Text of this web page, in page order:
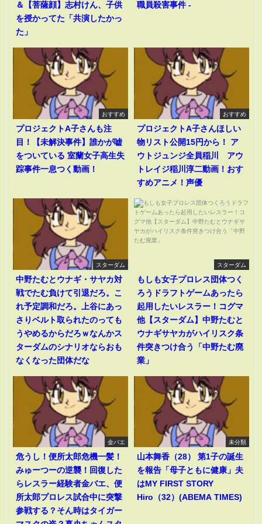
＆【菩薩顔】志村けん、子供
を授かってた「共演したかっ
た」
職員殺害事件 -
おすすめ
プロジェクトA子さんも注
目！【未解決事件】誰かが嘘
をついている 室蘭女子高生失
踪事件一息つく動画！
おすすめ
プロジェクトA子さんほしい
物リスト公開15円から！ ア
ウトジュンジ全員稲川 アウ
トレイジ稲川淳二動画！おす
すめアニメ！声優
スターダム
中野たむとウナギ・サヤカ対
戦でたむ負けて引退だろ。こ
れ予定調和だろ。上谷にあっ
さりベルト取られたのっても
うやめるからだろｗなんかス
ターダムのシナリオならおも
なくなった団体だな
スターダム
もしも女子プロレス団体つく
ろうドラフトゲームあったら
起用したいレスラー！コグマ
他【スターダム】中野たむと
ウナギサヤカがハイリスク条
件突きつけ合う「中野たむ廃
業」
金バエ
危うし！便所太郎危機一髪！
みゅーつーの逆襲！回復した
らレスラー経験者金バエ、便
所太郎プロレス試合中に突撃
参戦する？そん時はタイガー
未分類
山本舞香（28） 第1子の誕生
を報告「母子ともに健康」夫
はMY FIRST STORY
Hiro（32）(ABEMA TIMES)